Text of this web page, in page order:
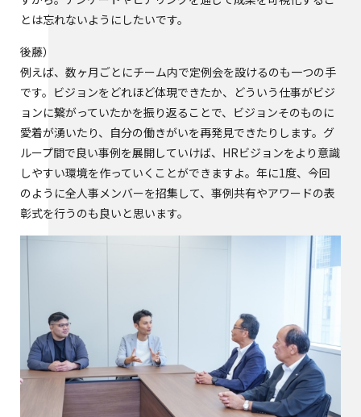
とは忘れないようにしたいです。
後藤
例えば、数ヶ月ごとにチーム内で定例会を設けるのも一つの手
です。ビジョンをどれほど体現できたか、どういう仕事がビジ
ョンに繋がっていたかを振り返ることで、ビジョンそのものに
愛着が湧いたり、自分の働きがいを再発見できたりします。グ
ループ間で良い事例を展開していけば、HRビジョンをより意識
しやすい環境を作っていくことができますよ。年に1度、今回
のように全人事メンバーを招集して、事例共有やアワードの表
彰式を行うのも良いと思います。